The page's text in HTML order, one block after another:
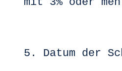
5. Datum der